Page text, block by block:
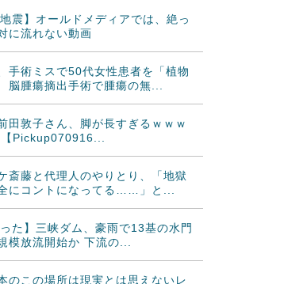
震】オールドメディアでは、絶っ
に流れない動画
手術ミスで50代女性患者を「植物
腫瘍摘出手術で腫瘍の無...
田敦子さん、脚が長すぎるｗｗｗ
Pickup070916...
斎藤と代理人のやりとり、「地獄
にコントになってる……」と...
た】三峡ダム、豪雨で13基の水門
模放流開始か 下流の...
のこの場所は現実とは思えないレ